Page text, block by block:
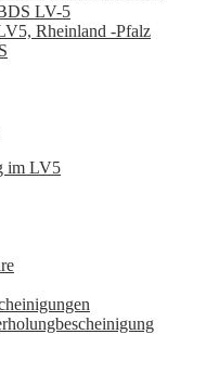
LV-5
Rheinland -Pfalz
im LV5